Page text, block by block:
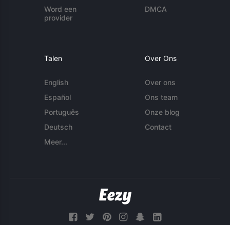
Word een
provider
DMCA
Talen
English
Español
Português
Deutsch
Meer...
Over Ons
Over ons
Ons team
Onze blog
Contact